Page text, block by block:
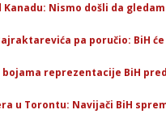
Kanadu: Nismo došli da
pa poručio: BiH
bojama reprezentacije BiH
u Torontu: Navijači BiH